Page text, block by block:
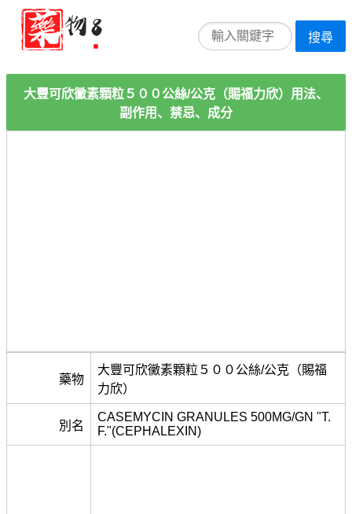
搜尋
大豐可欣黴素顆粒５００公絲/公克（賜福力欣）用法、
副作用、禁忌、成分
藥物
大豐可欣黴素顆粒５００公絲/公克（賜福
力欣）
別名
CASEMYCIN GRANULES 500MG/GN "T.
F."(CEPHALEXIN)